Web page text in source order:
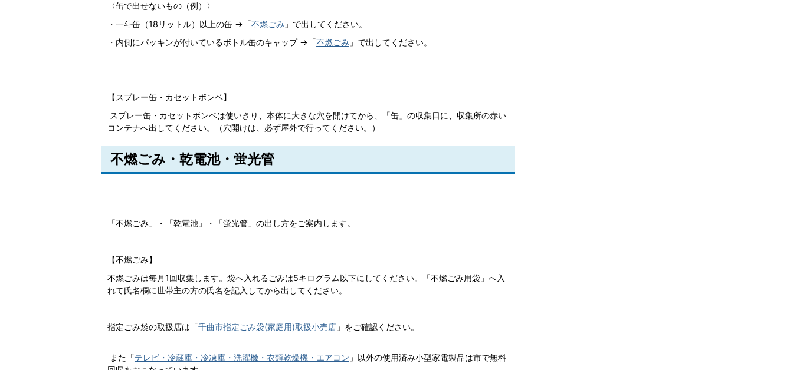
〈缶で出せないもの（例）〉
・一斗缶（18リットル）以上の缶 →「不燃ごみ 」で出してください。
・内側にパッキンが付いているボトル缶のキャップ →「不燃ごみ 」で出してください。
【スプレー缶・カセットボンベ】
スプレー缶・カセットボンベは使いきり、本体に大きな穴を開けてから、「缶」の収集日に、収集所の赤い
コンテナへ出してください。（穴開けは、必ず屋外で行ってください。）
不燃ごみ・乾電池・蛍光管
「不燃ごみ」・「乾電池」・「蛍光管」の出し方をご案内します。
【不燃ごみ】
不燃ごみは毎月1回収集します。袋へ入れるごみは5キログラム以下にしてください。「不燃ごみ用袋」へ入
れて氏名欄に世帯主の方の氏名を記入してから出してください。
指定ごみ袋の取扱店は「千曲市指定ごみ袋(家庭用)取扱小売店 」をご確認ください。
また「テレビ・冷蔵庫・冷凍庫・洗濯機・衣類乾燥機・エアコン 」以外の使用済み小型家電製品は市で無料